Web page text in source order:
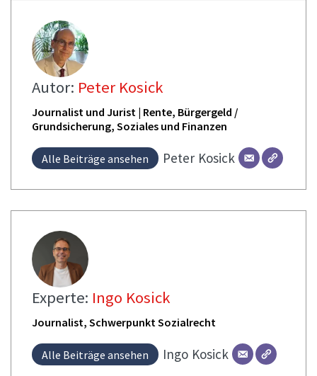
Autor: Peter Kosick
Journalist und Jurist | Rente, Bürgergeld /
Grundsicherung, Soziales und Finanzen
Alle Beiträge ansehen Peter Kosick
Experte: Ingo Kosick
Journalist, Schwerpunkt Sozialrecht
Alle Beiträge ansehen Ingo Kosick